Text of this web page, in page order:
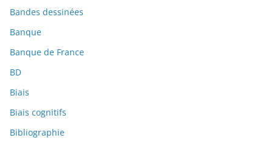
Bandes dessinées
Banque
Banque de France
BD
Biais
Biais cognitifs
Bibliographie